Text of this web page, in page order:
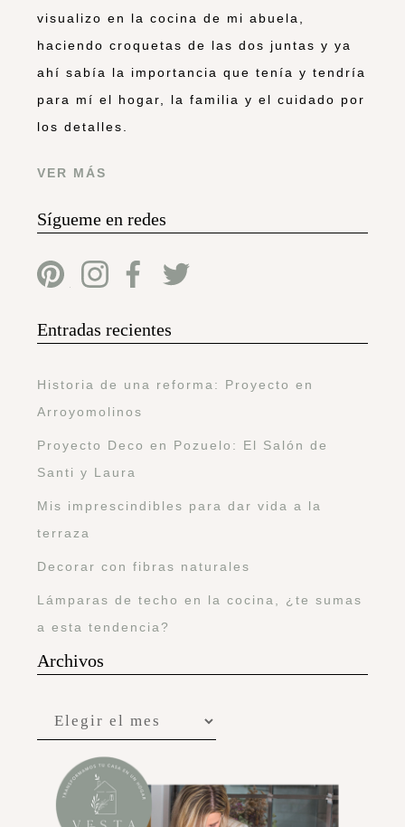
visualizo en la cocina de mi abuela,
haciendo croquetas de las dos juntas y ya
ahí sabía la importancia que tenía y tendría
para mí el hogar, la familia y el cuidado por
los detalles.
VER MÁS
Sígueme en redes
Entradas recientes
Historia de una reforma: Proyecto en
Arroyomolinos
Proyecto Deco en Pozuelo: El Salón de
Santi y Laura
Mis imprescindibles para dar vida a la
terraza
Decorar con fibras naturales
Lámparas de techo en la cocina, ¿te sumas
a esta tendencia?
Archivos